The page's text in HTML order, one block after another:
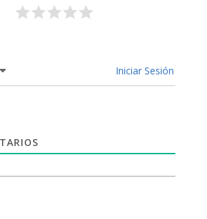
Iniciar Sesión